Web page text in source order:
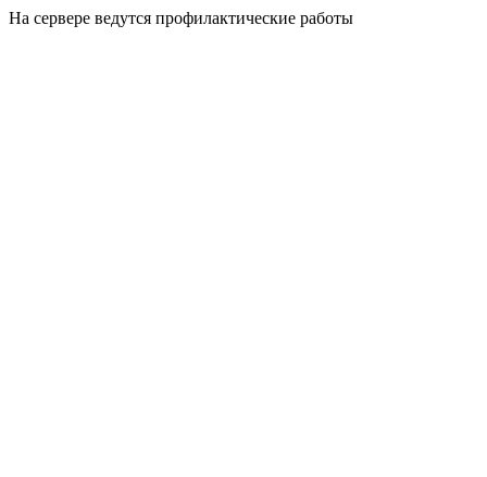
На сервере ведутся профилактические работы